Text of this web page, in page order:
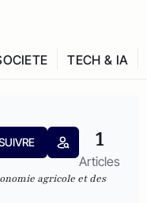
TECH & IA
1
Articles
agricole et des